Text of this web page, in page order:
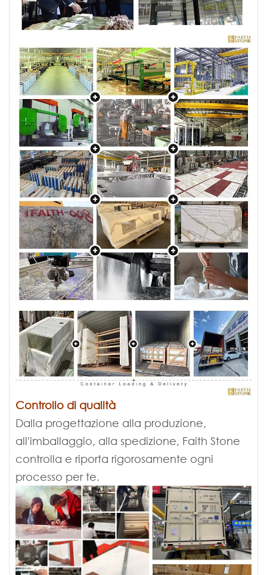
Controllo di qualità
Dalla progettazione alla produzione,
all'imballaggio, alla spedizione, Faith Stone
controlla e riporta rigorosamente ogni
processo per te.